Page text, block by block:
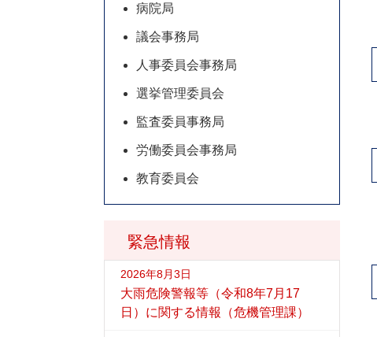
緊急情報
2026年8月3日
大雨危険警報等（令和8年7月17
日）に関する情報（危機管理課）
病院局
議会事務局
人事委員会事務局
選挙管理委員会
監査委員事務局
労働委員会事務局
教育委員会